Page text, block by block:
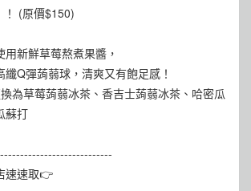
(原價$150)
新鮮草莓熬煮果醬，
Q彈蒟蒻球，清爽又有飽足感！
為草莓蒟蒻冰茶、香吉士蒟蒻冰茶、哈密瓜
蘇打
速速取👉